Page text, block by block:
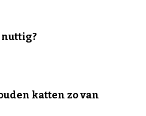
katten zo van